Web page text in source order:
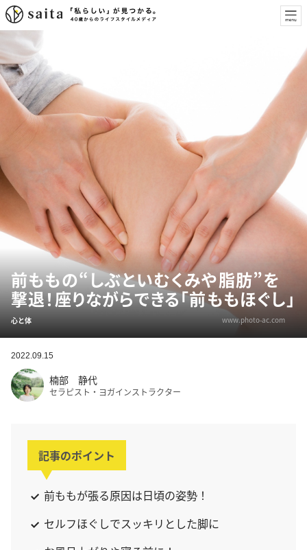
前ももの“しぶといむくみや脂肪”を
撃退！座りながらできる「前ももほぐし」
心と体 www.photo-ac.com
2022.09.15
楠部 静代
セラピスト・ヨガインストラクター
記事のポイント
前ももが張る原因は日頃の姿勢！
セルフほぐしでスッキリとした脚に